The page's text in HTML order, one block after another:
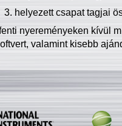
3. helyezett csapat tagjai
nyereményeken kívül
valamint kisebb